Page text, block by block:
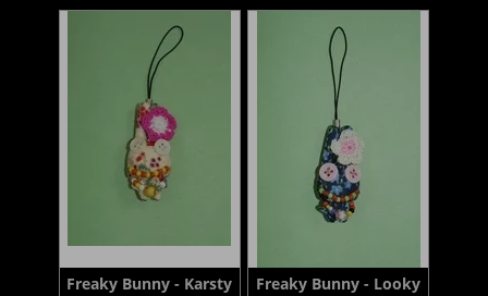
Freaky Bunny - Karsty Freaky Bunny - Looky